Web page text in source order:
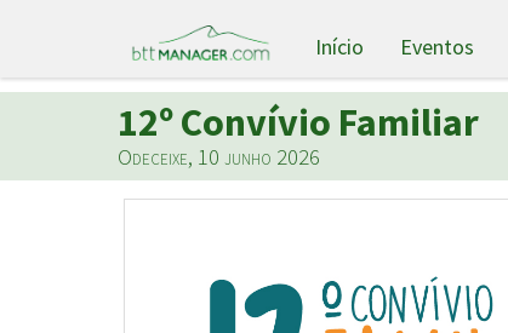
Início Eventos
12º Convívio Familiar
Odeceixe, 10 junho 2026